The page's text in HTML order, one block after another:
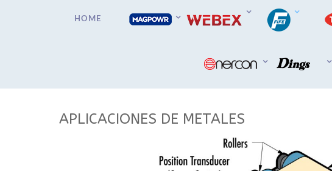
HOME
APLICACIONES DE METALES